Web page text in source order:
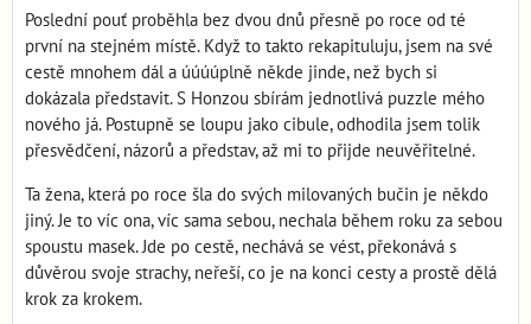
Poslední pouť proběhla bez dvou dnů přesně po roce od té
první na stejném místě. Když to takto rekapituluju, jsem na své
cestě mnohem dál a úúúúplně někde jinde, než bych si
dokázala představit. S Honzou sbírám jednotlivá puzzle mého
nového já. Postupně se loupu jako cibule, odhodila jsem tolik
přesvědčení, názorů a představ, až mi to přijde neuvěřitelné.
Ta žena, která po roce šla do svých milovaných bučin je někdo
jiný. Je to víc ona, víc sama sebou, nechala během roku za sebou
spoustu masek. Jde po cestě, nechává se vést, překonává s
důvěrou svoje strachy, neřeší, co je na konci cesty a prostě dělá
krok za krokem.